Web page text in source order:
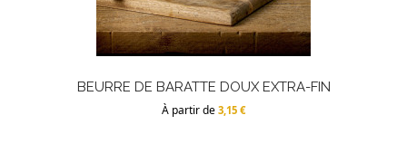
BEURRE DE BARATTE DOUX EXTRA-FIN
À partir de 3,15 €